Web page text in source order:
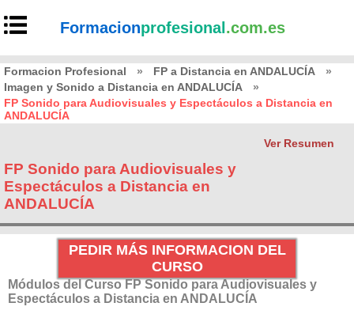
Formacionprofesional .com.es
Formacion Profesional » FP a Distancia en ANDALUCÍA
»
Imagen y Sonido a Distancia en ANDALUCÍA
»
FP Sonido para Audiovisuales y Espectáculos a Distancia en
ANDALUCÍA
Ver Resumen
FP Sonido para Audiovisuales y
Espectáculos a Distancia en
ANDALUCÍA
PEDIR MÁS INFORMACION DEL
CURSO
Módulos del Curso FP Sonido para Audiovisuales y
Espectáculos a Distancia en ANDALUCÍA